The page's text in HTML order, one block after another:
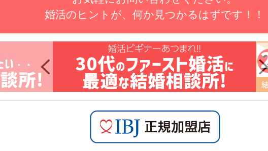
婚活のヒントが、何か見つかるはずです！！